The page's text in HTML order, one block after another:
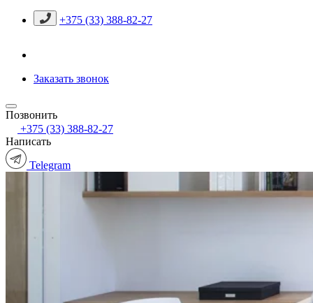
+375 (33) 388-82-27
Заказать звонок
Позвонить
+375 (33) 388-82-27
Написать
Telegram